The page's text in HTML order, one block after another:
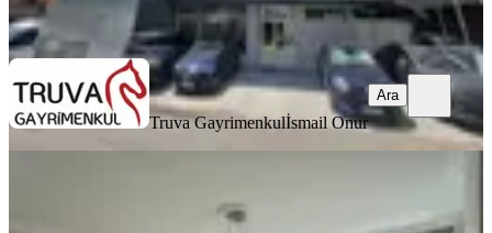
Ara
Truva Gayrimenkulİsmail Onur
Ara